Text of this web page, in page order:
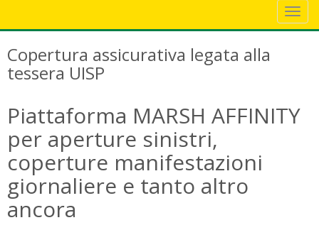
Copertura assicurativa legata alla
tessera UISP
Piattaforma MARSH AFFINITY
per aperture sinistri,
coperture manifestazioni
giornaliere e tanto altro
ancora